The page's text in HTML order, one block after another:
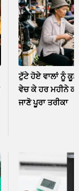
ਟੁੱਟੇ ਹੋਏ ਵਾਲਾਂ ਨੂੰ
ਵੇਚ ਕੇ ਹਰ ਮਹੀਨੇ
ਜਾਣੋ ਪੂਰਾ ਤਰੀਕਾ